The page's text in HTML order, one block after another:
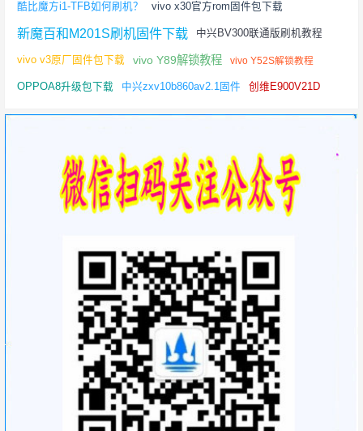
酷比魔方i1-TFB如何刷机？ vivo x30官方rom固件包下载
新魔百和M201S刷机固件下载 中兴BV300联通版刷机教程
vivo v3原厂固件包下载 vivo Y89解锁教程 vivo Y52S解锁教程
OPPOA8升级包下载 中兴zxv10b860av2.1固件 创维E900V21D